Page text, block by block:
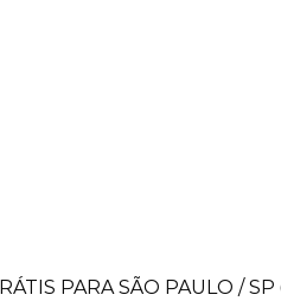
PARA SÃO PAULO / SP